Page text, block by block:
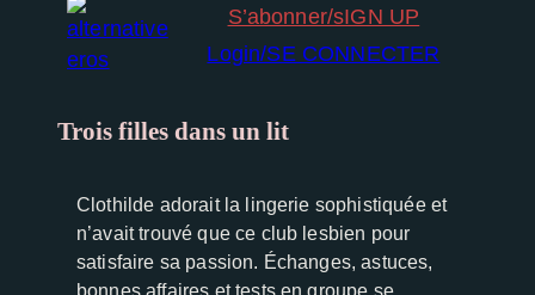
S’abonner/sIGN UP
Login/SE CONNECTER
Trois filles dans un lit
Clothilde adorait la lingerie sophistiquée et
n’avait trouvé que ce club lesbien pour
satisfaire sa passion. Échanges, astuces,
bonnes affaires et tests en groupe se
nécessaires au
fonctionnement
du site Web.
Experience
site Web
fonctionne
que possible